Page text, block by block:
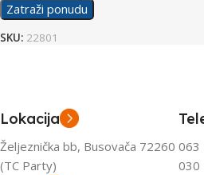
Zatraži ponudu
SKU: 22801
Lokacija
Željeznička bb, Busovača 72260
(TC Party)
063
030